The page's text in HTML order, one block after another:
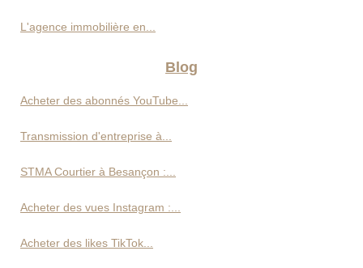
L'agence immobilière en...
Blog
Acheter des abonnés YouTube...
Transmission d'entreprise à...
STMA Courtier à Besançon :...
Acheter des vues Instagram :...
Acheter des likes TikTok...